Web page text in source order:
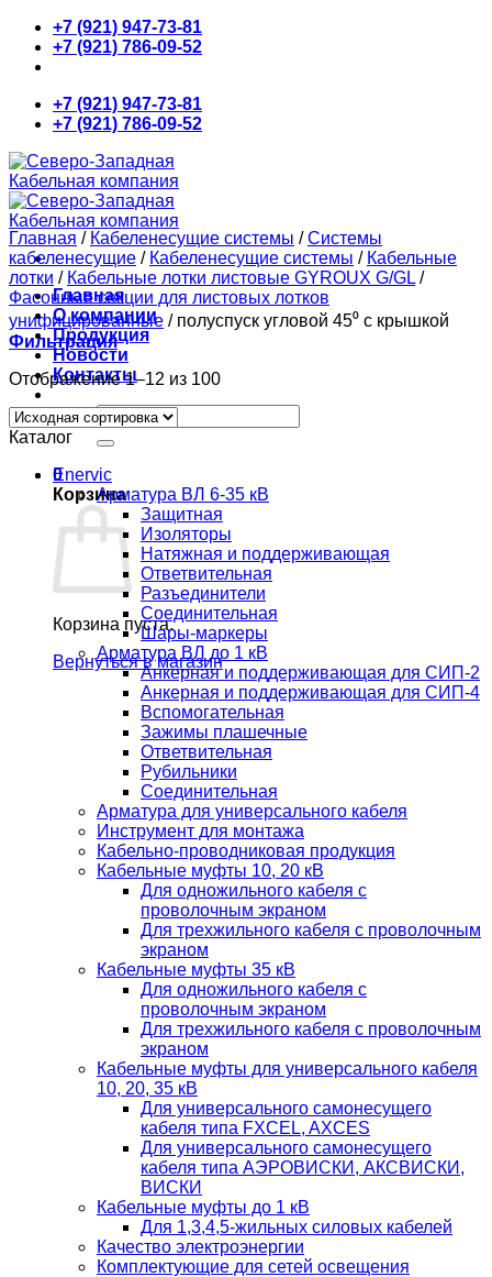
Skip
content
+7 (921) 947-73-81
+7 (921) 786-09-52
+7 (921) 947-73-81
+7 (921) 786-09-52
Главная
О компании
Продукция
Новости
Контакты
Искать:
0
Корзина
Корзина пуста.
Вернуться в магазин
Главная / Кабеленесущие системы / Системы
кабеленесущие / Кабеленесущие системы / Кабельные
лотки / Кабельные лотки листовые GYROUX G/GL /
Фасонные секции для листовых лотков
унифицированные /полуспуск угловой 45⁰ с крышкой
Фильтрация
Отображение 1–12 из 100
Каталог
Enervic
Арматура ВЛ 6-35 кВ
Защитная
Изоляторы
Натяжная и поддерживающая
Ответвительная
Разъединители
Соединительная
Шары-маркеры
Арматура ВЛ до 1 кВ
Анкерная и поддерживающая для СИП-2
Анкерная и поддерживающая для СИП-4
Вспомогательная
Зажимы плашечные
Ответвительная
Рубильники
Соединительная
Арматура для универсального кабеля
Инструмент для монтажа
Кабельно-проводниковая продукция
Кабельные муфты 10, 20 кВ
Для одножильного кабеля с
проволочным экраном
Для трехжильного кабеля с проволочным
экраном
Кабельные муфты 35 кВ
Для одножильного кабеля с
проволочным экраном
Для трехжильного кабеля с проволочным
экраном
Кабельные муфты для универсального кабеля
10, 20, 35 кВ
Для универсального самонесущего
кабеля типа FXCEL, AXCES
Для универсального самонесущего
кабеля типа АЭРОВИСКИ, АКСВИСКИ,
ВИСКИ
Кабельные муфты до 1 кВ
Для 1,3,4,5-жильных силовых кабелей
Качество электроэнергии
Комплектующие для сетей освещения